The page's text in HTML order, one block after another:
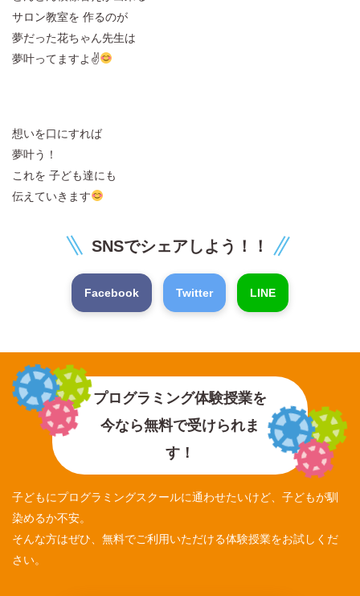
サロン教室を 作るのが
夢だった花ちゃん先生は
夢叶ってますよ✌
想いを口にすれば
夢叶う！
これを 子ども達にも
伝えていきます
SNSでシェアしよう！！
Facebook Twitter LINE
プログラミング体験授業を
今なら無料で受けられま
す！
子どもにプログラミングスクールに通わせたいけど、子どもが馴
染めるか不安。
そんな方はぜひ、無料でご利用いただける体験授業をお試しくだ
さい。